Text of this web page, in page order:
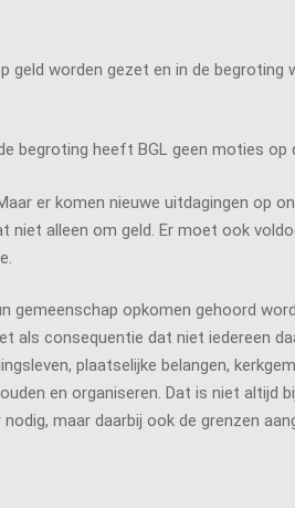
geld worden gezet en in de begroting
begroting heeft BGL geen moties op
er komen nieuwe uitdagingen op
niet alleen om geld. Er moet ook
opkomen gehoord
als consequentie dat niet iedereen
plaatselijke belangen,
en organiseren. Dat is niet altijd
maar daarbij ook de grenzen